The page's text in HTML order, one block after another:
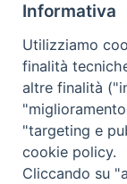
Informativa
Utilizziamo
finalità
altre finalità
"targeting e
cookie policy.
Cliccando su